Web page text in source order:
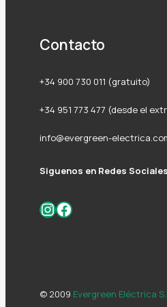
Contacto
+34 900 730 011 (gratuito)
+34 951 773 477 (desde el
info@evergreen-
Siguenos en Redes Sociales
Instagram
Facebook
© 2009 Evergreen Eléctrica